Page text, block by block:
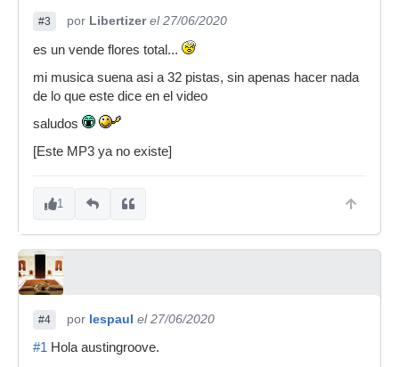
#3 por Libertizer el 27/06/2020
es un vende flores total...
mi musica suena asi a 32 pistas, sin apenas hacer nada
de lo que este dice en el video
saludos
[Este MP3 ya no existe]
1
#4 por lespaul el 27/06/2020
#1 Hola austingroove.